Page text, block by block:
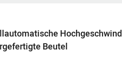
Beutel